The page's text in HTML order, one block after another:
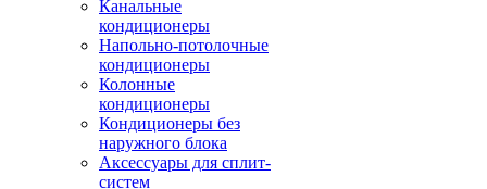
Канальные
кондиционеры
Напольно-потолочные
кондиционеры
Колонные
кондиционеры
Кондиционеры без
наружного блока
Аксессуары для сплит-
систем